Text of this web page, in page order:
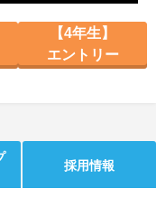
【4年生】
エントリー
採用情報